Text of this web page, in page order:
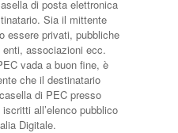
di posta elettronica
Sia il mittente
essere privati, pubbliche
associazioni ecc.
vada a buon fine, è
che il destinatario
di PEC presso
all’elenco pubblico
Digitale.